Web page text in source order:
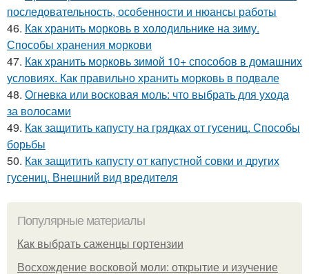
последовательность, особенности и нюансы работы
46. Как хранить морковь в холодильнике на зиму.
Способы хранения моркови
47. Как хранить морковь зимой 10+ способов в домашних
условиях. Как правильно хранить морковь в подвале
48. Огневка или восковая моль: что выбрать для ухода
за волосами
49. Как защитить капусту на грядках от гусениц. Способы
борьбы
50. Как защитить капусту от капустной совки и других
гусениц. Внешний вид вредителя
Популярные материалы
Как выбрать саженцы гортензии
Восхождение восковой моли: открытие и изучение